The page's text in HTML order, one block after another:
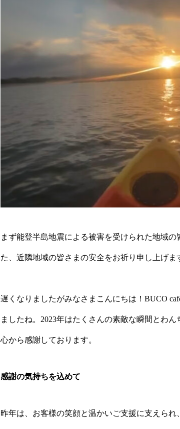
まず能登半島地震による被害を受けられた地域
た、近隣地域の皆さまの安全をお祈り申し上げま
遅くなりましたがみなさまこんにちは！BUCO
ましたね。2023年はたくさんの素敵な瞬間とわ
心から感謝しております。
感謝の気持ちを込めて
昨年は、お客様の笑顔と温かいご支援に支えら